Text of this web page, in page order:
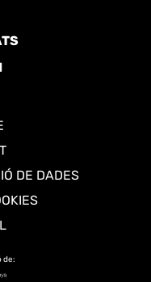
DE DADES
de: